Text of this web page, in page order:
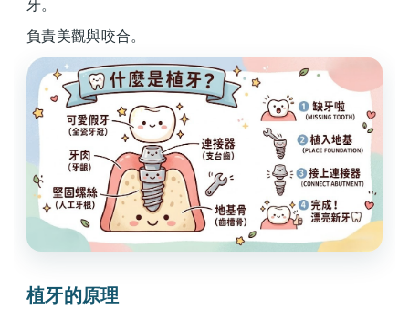
牙。
負責美觀與咬合。
植牙的原理